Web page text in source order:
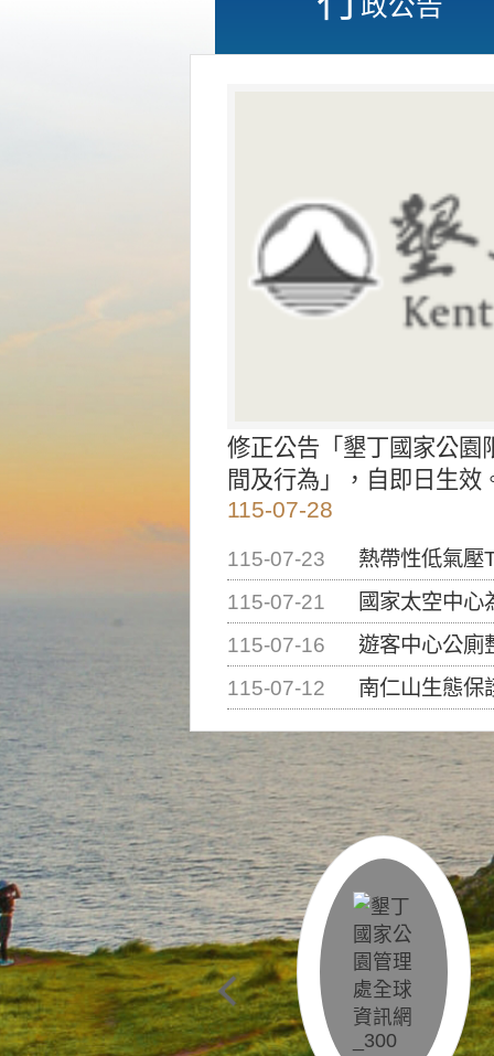
修正公告「墾丁國家公園
間及行為」，自即日生效
115-07-28
115-07-23
熱帶性低氣壓
115-07-21
國家太空中心為辦理
115-07-16
遊客中心公廁
115-07-12
南仁山生態保護區步道已完成